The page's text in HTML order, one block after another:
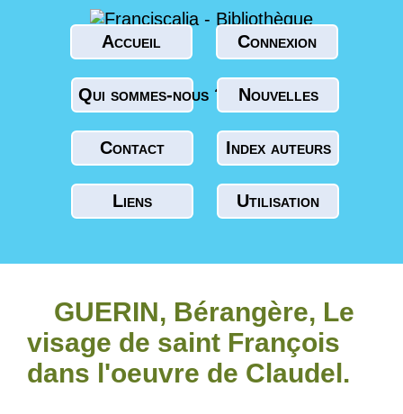
Accueil Connexion
Qui sommes-nous ? Nouvelles
Contact Index auteurs
Liens Utilisation
GUERIN, Bérangère, Le
visage de saint François
dans l'oeuvre de Claudel.